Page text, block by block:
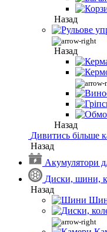
Назад
Назад
Назад
Дивитись більше
Назад
Акумулятори
Диски, шини,
Назад